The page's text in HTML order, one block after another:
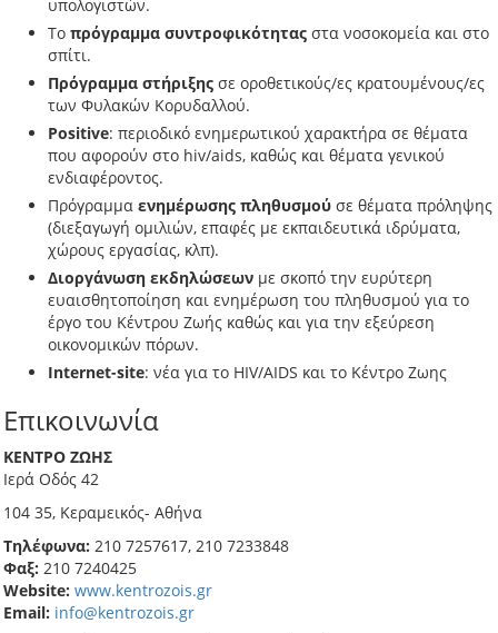
υπολογιστών.
Το πρόγραμμα συντροφικότητας στα νοσοκομεία και στο
σπίτι.
Πρόγραμμα στήριξης σε οροθετικούς/ες κρατουμένους/ες
των Φυλακών Κορυδαλλού.
Positive: περιοδικό ενημερωτικού χαρακτήρα σε θέματα
που αφορούν στο hiv/aids, καθώς και θέματα γενικού
ενδιαφέροντος.
Πρόγραμμα ενημέρωσης πληθυσμού σε θέματα πρόληψης
(διεξαγωγή ομιλιών, επαφές με εκπαιδευτικά ιδρύματα,
χώρους εργασίας, κλπ).
Διοργάνωση εκδηλώσεων με σκοπό την ευρύτερη
ευαισθητοποίηση και ενημέρωση του πληθυσμού για το
έργο του Κέντρου Ζωής καθώς και για την εξεύρεση
οικονομικών πόρων.
Internet-site: νέα για το HIV/AIDS και το Κέντρο Ζωης
Επικοινωνία
ΚΕΝΤΡΟ ΖΩΗΣ
Ιερά Οδός 42
104 35, Κεραμεικός- Αθήνα
Τηλέφωνα: 210 7257617, 210 7233848
Φαξ: 210 7240425
Website: www.kentrozois.gr
Email: info@kentrozois.gr